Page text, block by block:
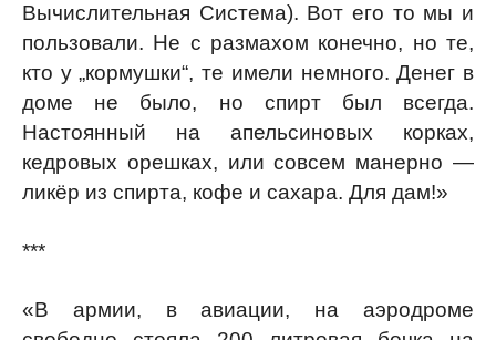
Вычислительная Система). Вот его то мы и
пользовали. Не с размахом конечно, но те,
кто у „кормушки“, те имели немного. Денег в
доме не было, но спирт был всегда.
Настоянный на апельсиновых корках,
кедровых орешках, или совсем манерно —
ликёр из спирта, кофе и сахара. Для дам!»
***
«В армии, в авиации, на аэродроме